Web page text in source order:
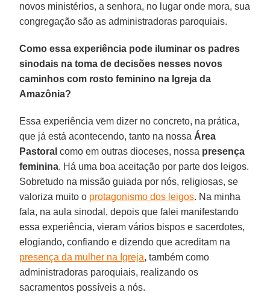
novos ministérios, a senhora, no lugar onde mora, sua
congregação são as administradoras paroquiais.
Como essa experiência pode iluminar os padres
sinodais na toma de decisões nesses novos
caminhos com rosto feminino na Igreja da
Amazônia?
Essa experiência vem dizer no concreto, na prática,
que já está acontecendo, tanto na nossa Área
Pastoral como em outras dioceses, nossa presença
feminina. Há uma boa aceitação por parte dos leigos.
Sobretudo na missão guiada por nós, religiosas, se
valoriza muito o protagonismo dos leigos. Na minha
fala, na aula sinodal, depois que falei manifestando
essa experiência, vieram vários bispos e sacerdotes,
elogiando, confiando e dizendo que acreditam na
presença da mulher na Igreja, também como
administradoras paroquiais, realizando os
sacramentos possíveis a nós.